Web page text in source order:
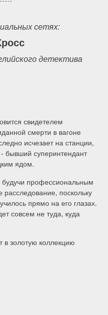
изданию
сетях:
детектива
свидетелем
смерти в вагоне
исчезает на станции,
бывший суперинтендант
профессиональным
поскольку
прямо на его глазах.